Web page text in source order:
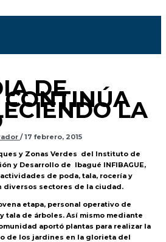
DE
LA
/17 febrero, 2015
y Zonas Verdes del Instituto de
y Desarrollo de Ibagué INFIBAGUE,
de poda, tala, rocería y
diversos sectores de la ciudad.
etapa, personal operativo de
tala de árboles. Así mismo mediante
aportó plantas para realizar la
de los jardines en la glorieta del